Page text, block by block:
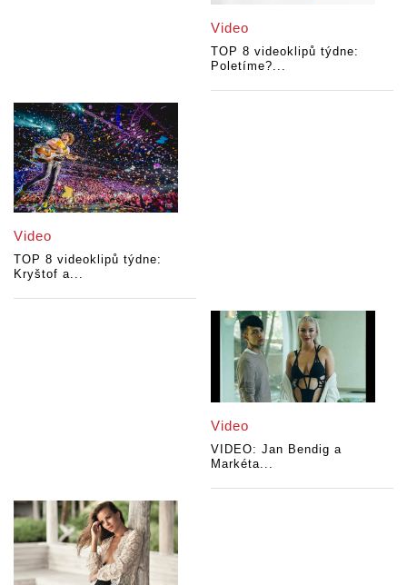
Video
TOP 8 videoklipů týdne:
Poletíme?...
Video
TOP 8 videoklipů týdne:
Kryštof a...
Video
VIDEO: Jan Bendig a
Markéta...